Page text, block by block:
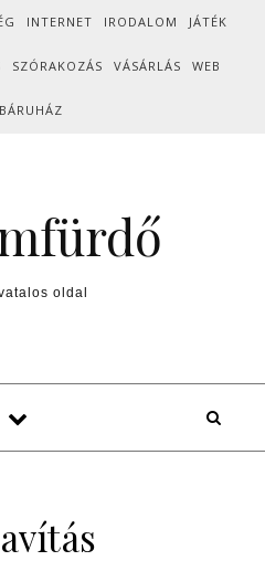
INTERNET IRODALOM JÁTÉK
SZÓRAKOZÁS VÁSÁRLÁS WEB
oldal